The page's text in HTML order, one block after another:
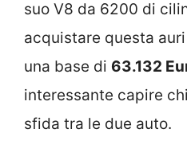
suo V8 da 6200 di
acquistare questa
una base di 63.132
interessante capire
sfida tra le due auto.